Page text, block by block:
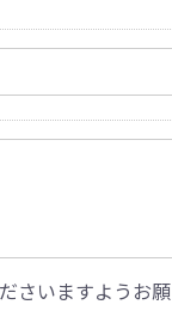
さいますようお願